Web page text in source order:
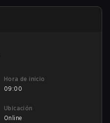
Hora de inicio
09:00
Ubicación
Online